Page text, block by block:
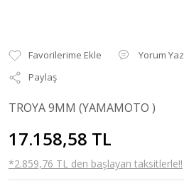
Yorum Yaz
Paylaş
TROYA 9MM (YAMAMOTO )
17.158,58 TL
*2.859,76 TL den başlayan taksitlerle!!